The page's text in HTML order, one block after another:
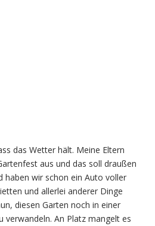
das Wetter hält. Meine Eltern
aus und das soll draußen
haben wir schon ein Auto voller
und allerlei anderer Dinge
diesen Garten noch in einer
verwandeln. An Platz mangelt es